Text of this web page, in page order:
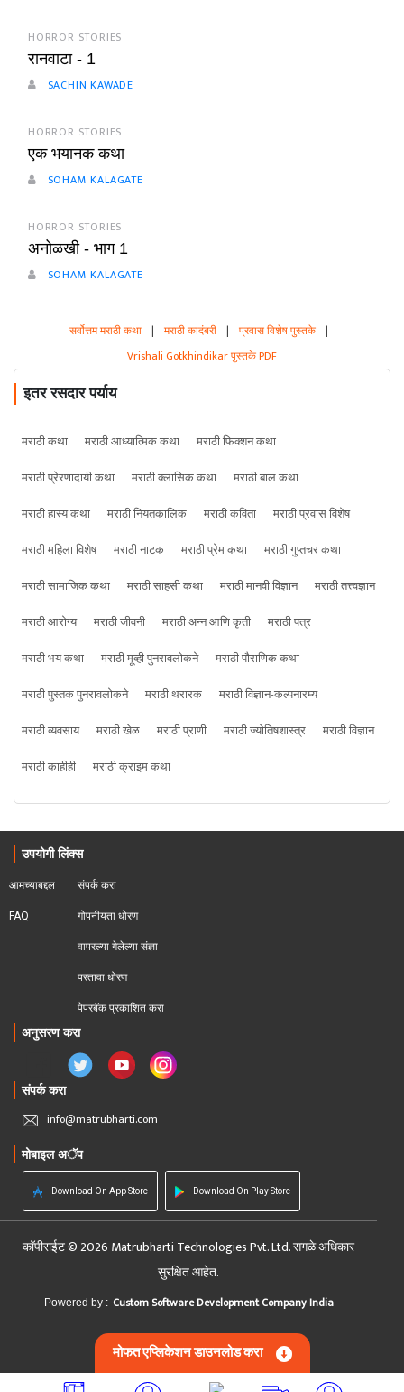
HORROR STORIES
रानवाटा - 1
SACHIN KAWADE
HORROR STORIES
एक भयानक कथा
SOHAM KALAGATE
HORROR STORIES
अनोळखी - भाग 1
SOHAM KALAGATE
सर्वोत्तम मराठी कथा | मराठी कादंबरी | प्रवास विशेष पुस्तके |
Vrishali Gotkhindikar पुस्तके PDF
इतर रसदार पर्याय
मराठी कथा मराठी आध्यात्मिक कथा
मराठी फिक्शन कथा
मराठी प्रेरणादायी कथा
मराठी क्लासिक कथा
मराठी बाल कथा
मराठी हास्य कथा
मराठी नियतकालिक मराठी कविता
मराठी प्रवास विशेष
मराठी महिला विशेष
मराठी नाटक मराठी प्रेम कथा
मराठी गुप्तचर कथा
मराठी सामाजिक कथा
मराठी साहसी कथा मराठी मानवी विज्ञान
मराठी तत्त्वज्ञान
मराठी आरोग्य
मराठी जीवनी मराठी अन्न आणि कृती
मराठी पत्र
मराठी भय कथा
मराठी मूव्ही पुनरावलोकने
मराठी पौराणिक कथा
मराठी पुस्तक पुनरावलोकने
मराठी थरारक
मराठी विज्ञान-कल्पनारम्य
मराठी व्यवसाय
मराठी खेळ मराठी प्राणी मराठी ज्योतिषशास्त्र
मराठी विज्ञान
मराठी काहीही
मराठी क्राइम कथा
उपयोगी लिंक्स
आमच्याबद्दल
FAQ
संपर्क करा
गोपनीयता धोरण
वापरल्या गेलेल्या संज्ञा
परतावा धोरण
पेपरबॅक प्रकाशित करा
अनुसरण करा
संपर्क करा
info@matrubharti.com
मोबाइल अॅप
Download On App Store Download On Play Store
कॉपीराईट © 2026 Matrubharti Technologies Pvt. Ltd. सगळे अधिकार
सुरक्षित आहेत.
Powered by : Custom Software Development Company India
मोफत एप्लिकेशन डाउनलोड करा